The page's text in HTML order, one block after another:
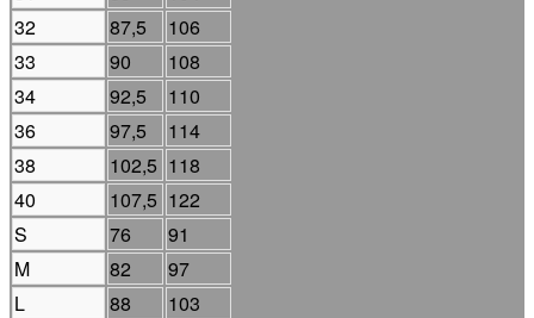
32
87,5
106
33
90
108
34
92,5
110
36
97,5
114
38
102,5 118
40
107,5 122
S
76
91
M
82
97
L
88
103